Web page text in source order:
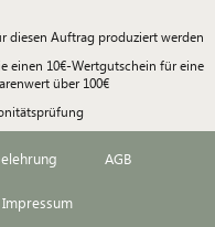
diesen Auftrag produziert werden
einen 10€-Wertgutschein für eine
über 100€
AGB
Impressum